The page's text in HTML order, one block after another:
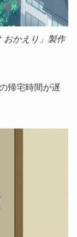
おかえり」製作
帰宅時間が遅